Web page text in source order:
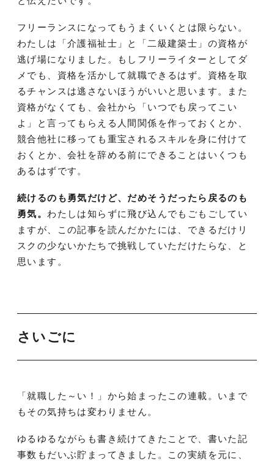
フリーランスになってもうまくいくとは限らない。
わたしは「介護福祉士」と「二級建築士」の資格が
逃げ場になりました。もしフリーライターとしてダ
メでも、資格を活かして就職できるはず。資格を取
るチャンスは逃さないほうがいいと思います。また
資格がなくても、会社から「いつでも戻ってこい
よ」と言ってもらえる人間関係を作っておくとか、
競合他社に移っても重宝されるスキルを身に付けて
おくとか、会社を辞める前にできることはいくつも
あるはずです。
続けるのも勇気だけど、だめそうだったら戻るのも
勇気。 わたしは知らずに飛び込んでもごもごしてい
ますが、この記事を読んだかたには、できるだけリ
スクの少ないかたちで挑戦していただけたらな、と
思います。
さいごに
「就職した～い！」から始まったこの連載。いまで
もその気持ちは変わりません。
ゆるゆるながらも書き続けてきたことで、書いた記
事数もだいぶ貯まってきました。この実績を元に、